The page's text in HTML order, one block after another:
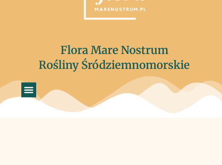
Flora Mare Nostrum
Rośliny Śródziemnomorskie